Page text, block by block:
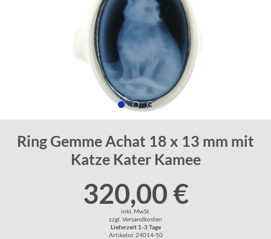
Ring Gemme Achat 18 x 13 mm mit
Katze Kater Kamee
320,00 €
inkl. MwSt.
zzgl. Versandkosten
Lieferzeit 1-3 Tage
Artikelnr. 24014-50